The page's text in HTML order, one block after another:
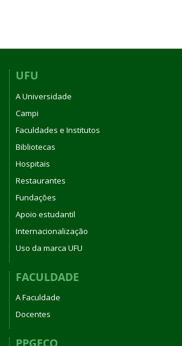
UFU
A Universidade
Campi
Faculdades e Institutos
Bibliotecas
Hospitais
Restaurantes
Fundações
Apoio estudantil
Internacionalização
Uso da marca UFU
FACULDADE
A Faculdade
Docentes